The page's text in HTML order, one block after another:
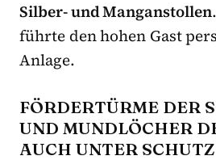
Silber- und Manganstollen
führte den hohen Gast
Anlage.
FÖRDERTÜRME DER
UND MUNDLÖCHER
AUCH UNTER